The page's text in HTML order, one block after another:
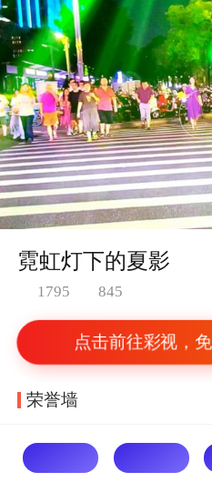
霓虹灯下的夏影
1795 845
点击前往彩视，
荣誉墙